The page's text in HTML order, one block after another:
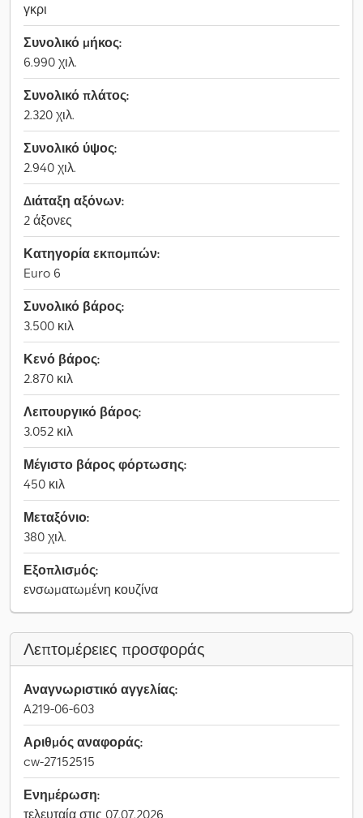
γκρι
Συνολικό μήκος:
6.990 χιλ.
Συνολικό πλάτος:
2.320 χιλ.
Συνολικό ύψος:
2.940 χιλ.
Διάταξη αξόνων:
2 άξονες
Κατηγορία εκπομπών:
Euro 6
Συνολικό βάρος:
3.500 κιλ
Κενό βάρος:
2.870 κιλ
Λειτουργικό βάρος:
3.052 κιλ
Μέγιστο βάρος φόρτωσης:
450 κιλ
Μεταξόνιο:
380 χιλ.
Εξοπλισμός:
ενσωματωμένη κουζίνα
Λεπτομέρειες προσφοράς
Αναγνωριστικό αγγελίας:
A219-06-603
Αριθμός αναφοράς:
cw-27152515
Ενημέρωση:
τελευταία στις 07.07.2026